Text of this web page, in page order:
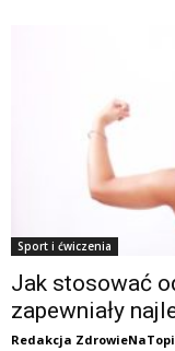
Sport i ćwiczenia
Jak stosować
zapewniały
Redakcja